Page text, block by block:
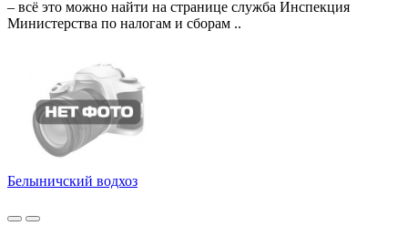
– всё это можно найти на странице служба Инспекция
Министерства по налогам и сборам ..
Белыничский водхоз